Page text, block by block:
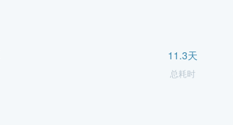
11.3天
总耗时